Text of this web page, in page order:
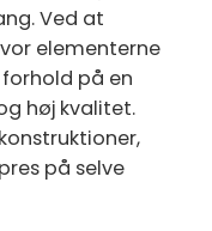
Ved at
elementerne
på en
høj kvalitet.
på selve